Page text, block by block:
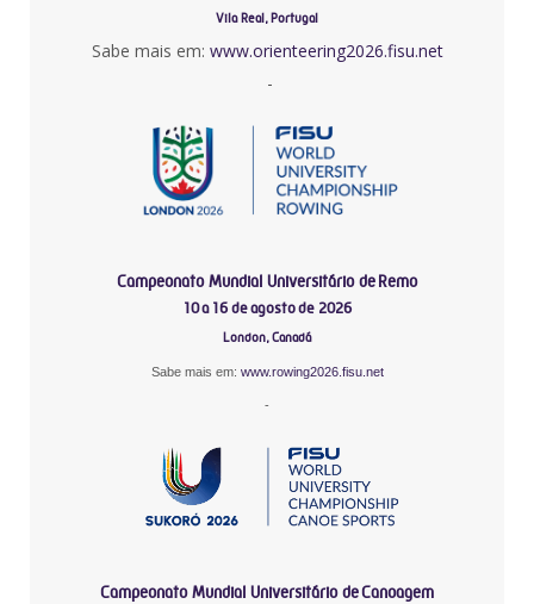
Vila Real, Portugal
Sabe mais em: www.orienteering2026.fisu.net
-
Campeonato Mundial Universitário de Remo
10 a 16 de agosto de 2026
London, Canadá
Sabe mais em: www.rowing2026.fisu.net
-
Campeonato Mundial Universitário de Canoagem